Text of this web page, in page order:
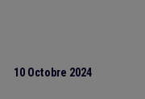
10 Octobre 2024